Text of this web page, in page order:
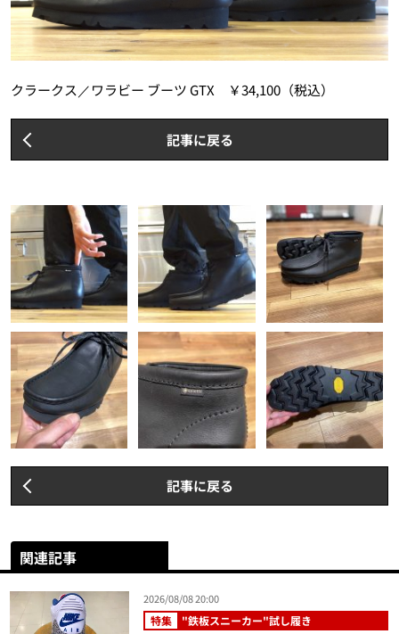
クラークス／ワラビー ブーツ GTX ￥34,100（税込）
記事に戻る
記事に戻る
関連記事
2026/08/08 20:00
特集 "鉄板スニーカー"試し履き